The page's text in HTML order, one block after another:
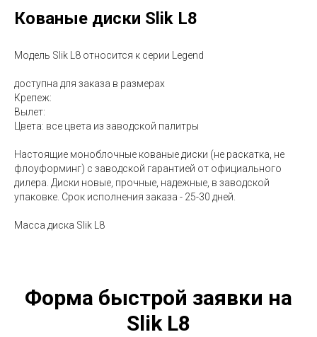
Кованые диски Slik L8
Модель Slik L8 относится к серии Legend
доступна для заказа в размерах
Крепеж:
Вылет:
Цвета: все цвета из заводской палитры
Настоящие моноблочные кованые диски (не раскатка, не
флоуформинг) с заводской гарантией от официального
дилера. Диски новые, прочные, надежные, в заводской
упаковке. Срок исполнения заказа - 25-30 дней.
Масса диска Slik L8
Форма быстрой заявки на
Slik L8